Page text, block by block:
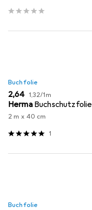
Buchfolie
EUR
2,64 EUR
1,32/1m
Herma Buchschutzfolie
2 m x 40 cm
1
Buchfolie